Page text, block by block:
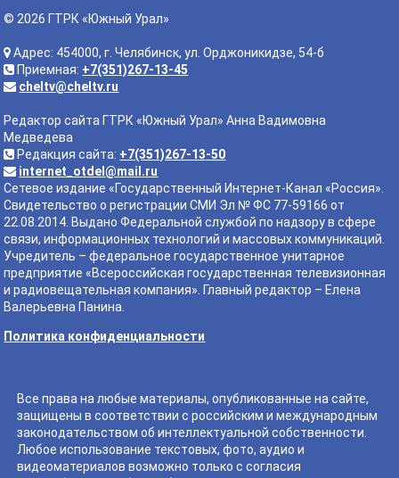
© 2026 ГТРК «Южный Урал»
Адрес: 454000, г. Челябинск, ул. Орджоникидзе, 54-б
Приемная: +7(351)267-13-45
cheltv@cheltv.ru
Редактор сайта ГТРК «Южный Урал» Анна Вадимовна
Медведева
Редакция сайта: +7(351)267-13-50
internet_otdel@mail.ru
Сетевое издание «Государственный Интернет-Канал «Россия».
Свидетельство о регистрации СМИ Эл № ФС 77-59166 от
22.08.2014. Выдано Федеральной службой по надзору в сфере
связи, информационных технологий и массовых коммуникаций.
Учредитель – федеральное государственное унитарное
предприятие «Всероссийская государственная телевизионная
и радиовещательная компания». Главный редактор – Елена
Валерьевна Панина.
Политика конфиденциальности
Все права на любые материалы, опубликованные на сайте,
защищены в соответствии с российским и международным
законодательством об интеллектуальной собственности.
Любое использование текстовых, фото, аудио и
видеоматериалов возможно только с согласия